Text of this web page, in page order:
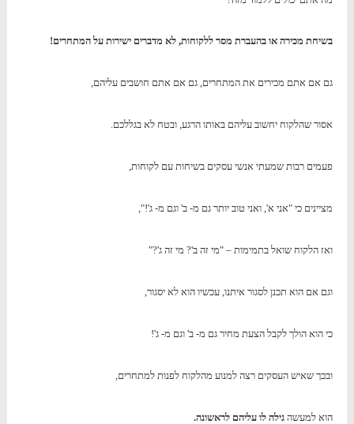
בשיחת מכירה או בהעברת מסר ללקוחות, לא מדברים ישירות על המתחרים!
גם אם אתם מכירים את המתחרים, גם אם אתם חושבים עליהם,
אסור שהלקוח יחשוב עליהם באותו הרגע, ובטח לא בגללכם.
פעמים רבות שמעתי אנשי עסקים בשיחות עם לקוחות,
מציינים כי "אני א', ואני טוב יותר גם מ- ב' וגם מ- ג'!",
ואז הלקוח שואל בתמימות – "מי זה ב'? מי זה ג'?"
וגם אם הוא תכנן לסגור איתנו, עכשיו הוא לא יסגור,
כי הוא הולך לקבל הצעת מחיר גם מ- ב' וגם מ- ג'!
ובכך שאיש העסקים רצה למנוע מהלקוח לפנות למתחרים,
הוא למעשהגילה לו עליהם לראשונה.